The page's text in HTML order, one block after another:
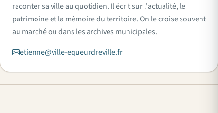
raconter sa ville au quotidien. Il écrit sur l'actualité, le
patrimoine et la mémoire du territoire. On le croise souvent
au marché ou dans les archives municipales.
etienne@ville-equeurdreville.fr